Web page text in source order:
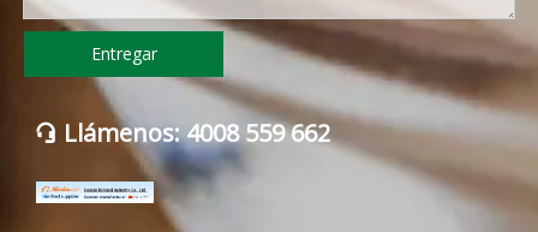
Entregar
 Llámenos: 4008 559 662